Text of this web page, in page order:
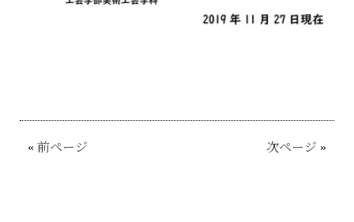
« 前ページ 次ページ »